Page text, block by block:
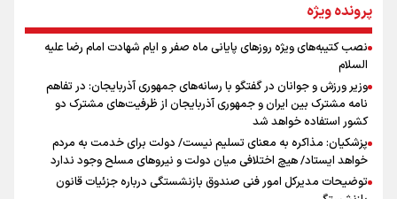
جمله‌ای که بغض چهارماهه را شکست؛ «آهای مردم، آقا از
تهران رفتند»
سه حسرتی که به دلم ماند
اینفو برنا / توصیه‌هایی طلایی برای پیاده روی اربعین
پرونده ویژه
نصب کتیبه‌های ویژه روزهای پایانی ماه صفر و ایام شهادت امام رضا علیه
السلام
وزیر ورزش و جوانان در گفتگو با رسانه‌های جمهوری آذربایجان: در تفاهم
نامه مشترک بین ایران و جمهوری آذربایجان از ظرفیت‌های مشترک دو
کشور استفاده خواهد شد
پزشکیان: مذاکره به معنای تسلیم نیست/ دولت برای خدمت به مردم
خواهد ایستاد/ هیچ اختلافی میان دولت و نیروهای مسلح وجود ندارد
توضیحات مدیرکل امور فنی صندوق بازنشستگی درباره جزئیات قانون